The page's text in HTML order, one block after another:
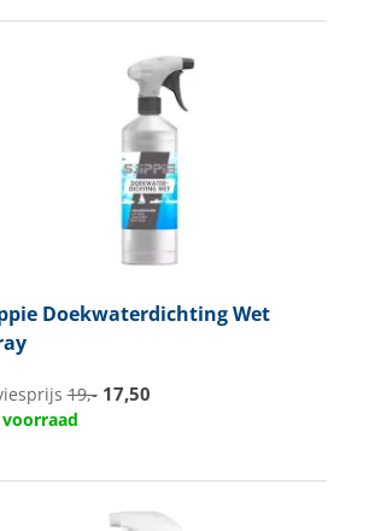
Doekwaterdichting Wet
19,- 17,50